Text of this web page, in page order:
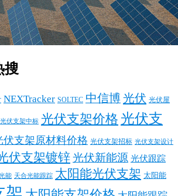
搜
NEXTracker SOLTEC 中信博光伏 光伏屋
光伏支架中标 光伏支架价格 光伏支
伏支架原材料价格 光伏支架招标 光伏支架设计
伏支架镀锌光伏新能源 光伏跟踪
能 天合光能跟踪 太阳能光伏支架 太阳能